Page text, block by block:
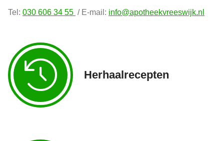
Tel: 030 606 34 55 / E-mail: info@apotheekvreeswijk.nl
Herhaalrecepten